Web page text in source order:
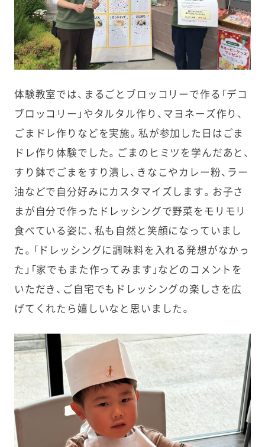
体験教室では、まるごとブロッコリーで作る「デコ
ブロッコリー」やタルタル作り、マヨネーズ作り、
ごまドレ作りなどを実施。私が参加した日はごま
ドレ作り体験でした。ごまのヒミツを学んだあと、
すり鉢でごまをすり潰し、きなこやカレー粉、ラー
油などで自分好みにカスタマイズします。お子さ
まが自分で作ったドレッシングで野菜をモリモリ
食べている姿に、私も自然と笑顔になっていまし
た。「ドレッシングに調味料を入れる発想がなかっ
た」「家でもまた作ってみます」などのコメントを
いただき、ご自宅でもドレッシングの楽しさを広
げてくれたら嬉しいなと思いました。